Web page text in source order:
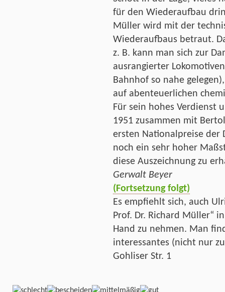
für den Wiederaufbau
Müller wird mit der
Wiederaufbaus betraut.
z. B. kann man sich zur
ausrangierter
Bahnhof so nahe
auf abenteuerlichen
Für sein hohes Verdienst
1951 zusammen mit
ersten Nationalpreise der
noch ein sehr hoher
diese Auszeichnung zu
Gerwalt Beyer
(Fortsetzung folgt)
Es empfiehlt sich, auch
Prof. Dr. Richard Müller“
Hand zu nehmen. Man
interessantes (nicht nur
Gohliser Str. 1